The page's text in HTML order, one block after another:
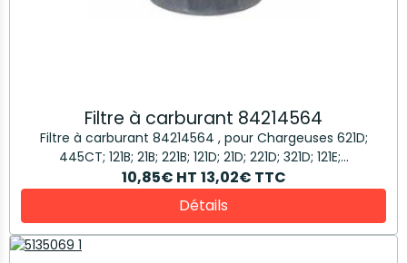
Filtre à carburant 84214564
Filtre à carburant 84214564 , pour Chargeuses 621D;
445CT; 121B; 21B; 221B; 121D; 21D; 221D; 321D; 121E;...
10,85€ HT 13,02€ TTC
Détails